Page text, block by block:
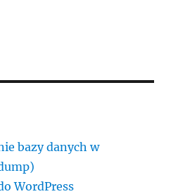
bazy danych w
WordPress